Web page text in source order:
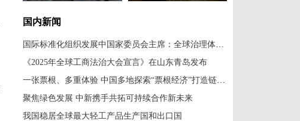
国内新闻
国际标准化组织发展中国家委员会主席：全球治理体系改革应共建共享
《2025年全球工商法治大会宣言》在山东青岛发布
一张票根、多重体验 中国多地探索“票根经济”打造链式消费新场景
聚焦绿色发展 中新携手共拓可持续合作新未来
我国稳居全球最大轻工产品生产国和出口国